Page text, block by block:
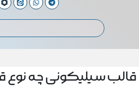
قالب سیلیکونی چه نوع